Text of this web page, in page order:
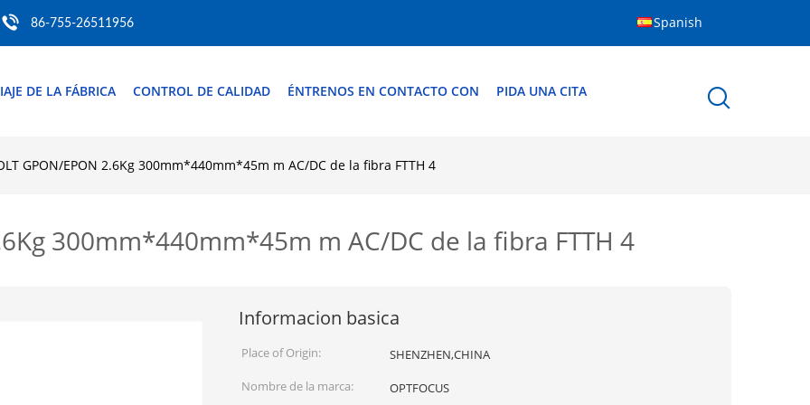
86-755-26511956 Spanish
DE LA FÁBRICA CONTROL DE CALIDAD ÉNTRENOS EN CONTACTO CON PIDA UNA CITA
GPON/EPON 2.6Kg 300mm*440mm*45m m AC/DC de la fibra FTTH 4
300mm*440mm*45m m AC/DC de la fibra FTTH 4
Informacion basica
Place of Origin:
SHENZHEN,CHINA
Nombre de la marca:
OPTFOCUS